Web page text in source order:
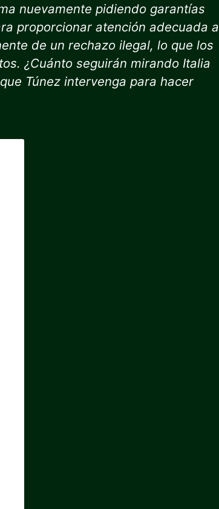
nuevamente pidiendo garantías
proporcionar atención adecuada a
de un rechazo ilegal, lo que los
¿Cuánto seguirán mirando Italia
Túnez intervenga para hacer